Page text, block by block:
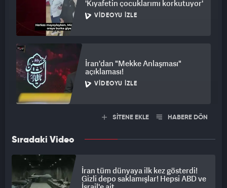
'Kıyafetin çocuklarımı korkutuyor'
VIDEOYU İZLE
İran'dan "Mekke Anlaşması"
açıklaması!
VIDEOYU İZLE
SİTENE EKLE HABERE DÖN
Sıradaki Video
İran tüm dünyaya ilk kez gösterdi!
Gizli depo saklamışlar! Hepsi ABD ve